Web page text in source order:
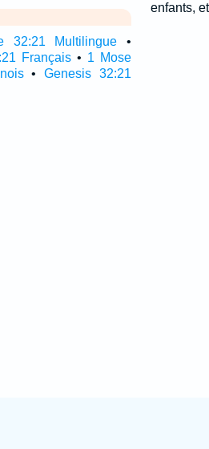
32:21 Multilingue •
Français • 1 Mose
•Genesis 32:21
enfants,